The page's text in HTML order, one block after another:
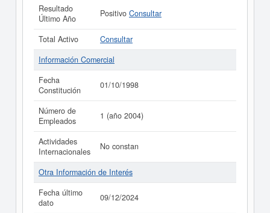
Resultado
Último Año
Positivo Consultar
Total Activo
Consultar
Información Comercial
Fecha
Constitución
01/10/1998
Número de
Empleados
1 (año 2004)
Actividades
Internacionales
No constan
Otra Información de Interés
Fecha último
dato
09/12/2024